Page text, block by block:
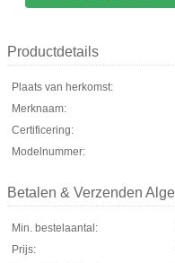
Productdetails
Plaats van herkomst:
Merknaam:
Certificering:
Modelnummer:
Betalen & Verzenden
Min. bestelaantal:
Prijs: